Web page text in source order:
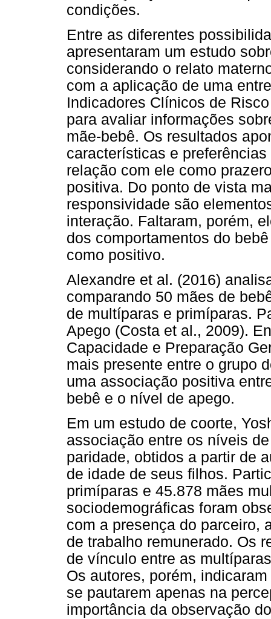
condições.
Entre as diferentes
apresentaram um estudo
considerando o relato
com a aplicação de uma
Indicadores Clínicos de
para avaliar informações
mãe-bebê. Os resultados
características e
relação com ele como
positiva. Do ponto de vista
responsividade são
interação. Faltaram, porém,
dos comportamentos do
como positivo.
Alexandre et al. (2016)
comparando 50 mães de
de multíparas e primíparas.
Apego (Costa et al., 2009).
Capacidade e Preparação
mais presente entre o grupo
uma associação positiva
bebê e o nível de apego.
Em um estudo de coorte,
associação entre os níveis
paridade, obtidos a partir de
de idade de seus filhos.
primíparas e 45.878 mães
sociodemográficas foram
com a presença do parceiro,
de trabalho remunerado. Os
de vínculo entre as
Os autores, porém,
se pautarem apenas na
importância da observação